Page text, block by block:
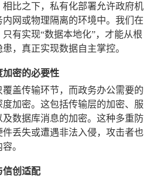
比之下，私有化部署允许政府机
网或物理隔离的环境中。我们在
有实现“数据本地化”，才能从根
，真正实现数据自主掌控。
密的必要性
盖传输环节，而政务办公需要的
加密。这包括传输层的加密、服
数据库消息的加密。这种多重防
丢失或遭遇非法入侵，攻击者也
。
创适配